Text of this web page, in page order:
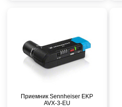
Приемник Sennheiser EKP
AVX-3-EU